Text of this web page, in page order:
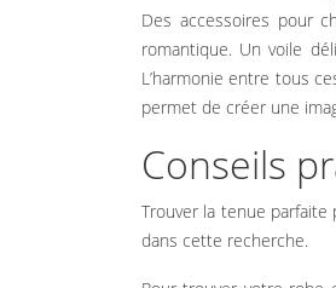
Des accessoires pour
romantique. Un voile
L’harmonie entre tous
permet de créer une
Conseils
Trouver la tenue
dans cette recherche.